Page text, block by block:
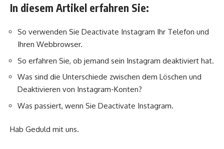
In diesem Artikel erfahren Sie:
So verwenden Sie Deactivate Instagram Ihr Telefon und
Ihren Webbrowser.
So erfahren Sie, ob jemand sein Instagram deaktiviert hat.
Was sind die Unterschiede zwischen dem Löschen und
Deaktivieren von Instagram-Konten?
Was passiert, wenn Sie Deactivate Instagram.
Hab Geduld mit uns.